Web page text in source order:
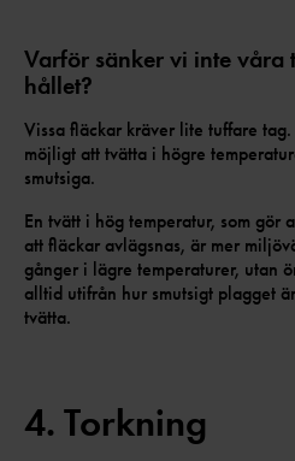
Varför sänker vi inte våra
hållet?
Vissa fläckar kräver lite tuffare
möjligt att tvätta i högre
smutsiga.
En tvätt i hög temperatur, som
att fläckar avlägsnas, är mer
gånger i lägre temperaturer, utan
alltid utifrån hur smutsigt plagget
tvätta.
4. Torkning